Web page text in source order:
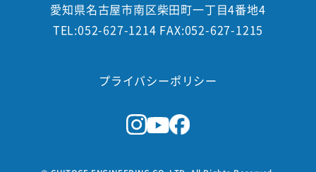
愛知県名古屋市南区柴田町一丁目4番地4
TEL:052-627-1214 FAX:052-627-1215
プライバシーポリシー